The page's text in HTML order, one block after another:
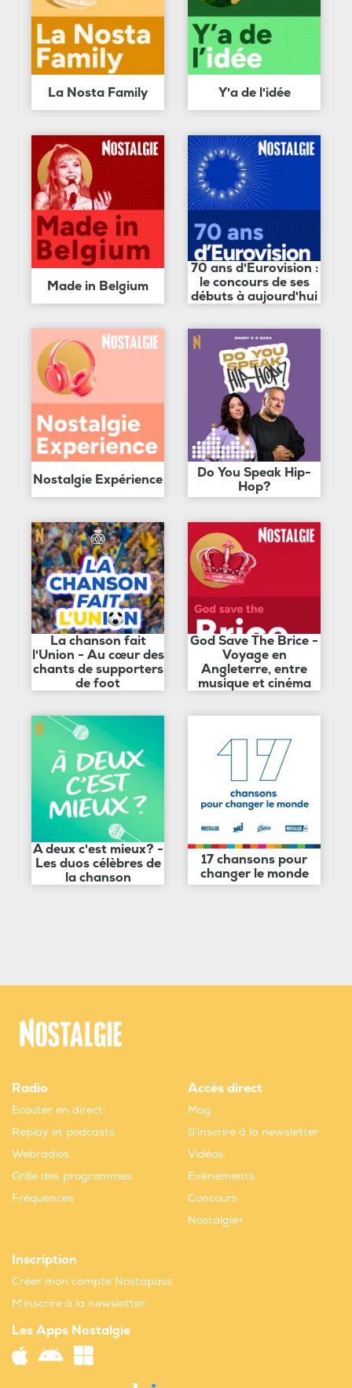
La Nosta Family Y'a de l'idée
Made in Belgium
70 ans d'Eurovision :
le concours de ses
débuts à aujourd'hui
Nostalgie Expérience
Do You Speak Hip-
Hop?
La chanson fait
l'Union - Au cœur des
chants de supporters
de foot
God Save The Brice -
Voyage en
Angleterre, entre
musique et cinéma
A deux c'est mieux? -
Les duos célèbres de
la chanson
17 chansons pour
changer le monde
Radio
Ecouter en direct
Replay et podcasts
Webradios
Grille des programmes
Fréquences
Accès direct
Mag
S'inscrire à la newsletter
Vidéos
Evènements
Concours
Nostalgie+
Inscription
Créer mon compte Nostapass
M'inscrire à la newsletter
Les Apps Nostalgie